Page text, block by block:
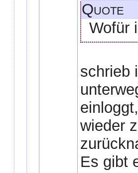
Quote
Wofür
schrieb
wieder
Es gibt